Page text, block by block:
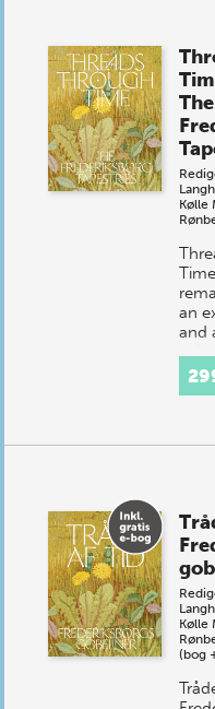
The
Kølle
an
and
Kølle
(bog